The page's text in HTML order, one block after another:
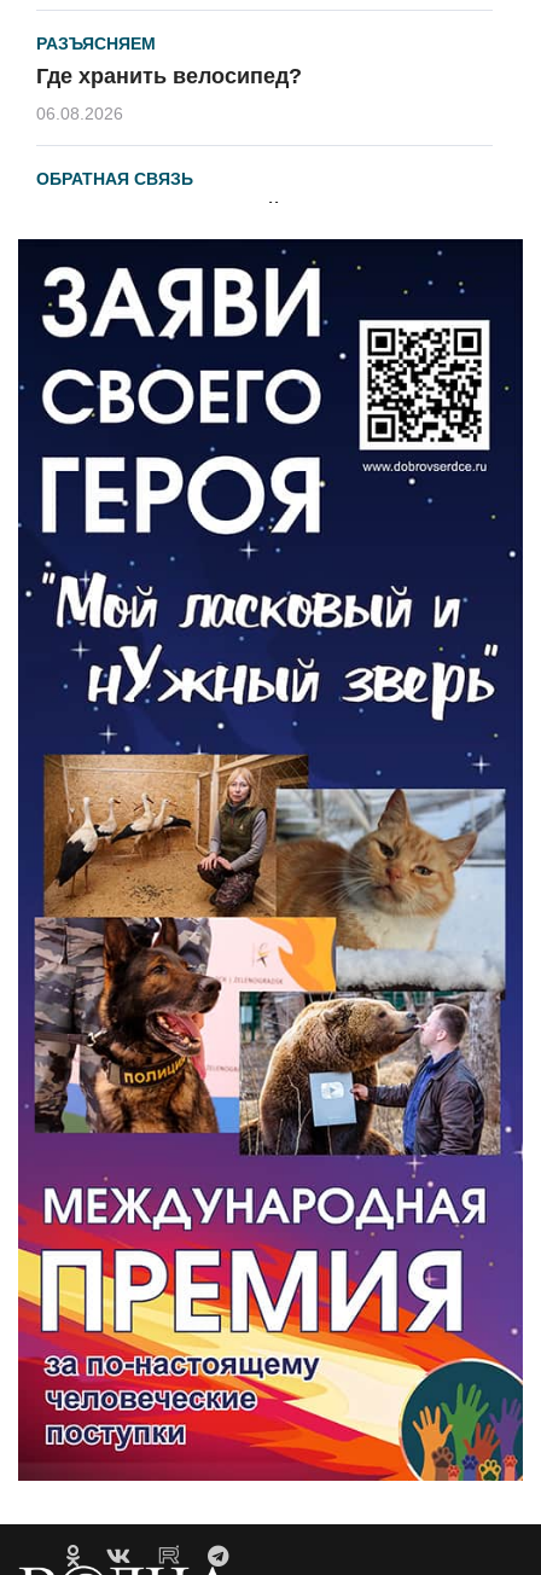
РАЗЪЯСНЯЕМ
Где хранить велосипед?
06.08.2026
ОБРАТНАЯ СВЯЗЬ
ВЛАСТЬ
День памяти и «Симфония народов»
06.08.2026
Новый настил на экотропе
05.08.2026